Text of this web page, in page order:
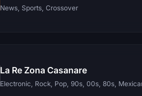
News, Sports, Crossover
La Re Zona Casanare